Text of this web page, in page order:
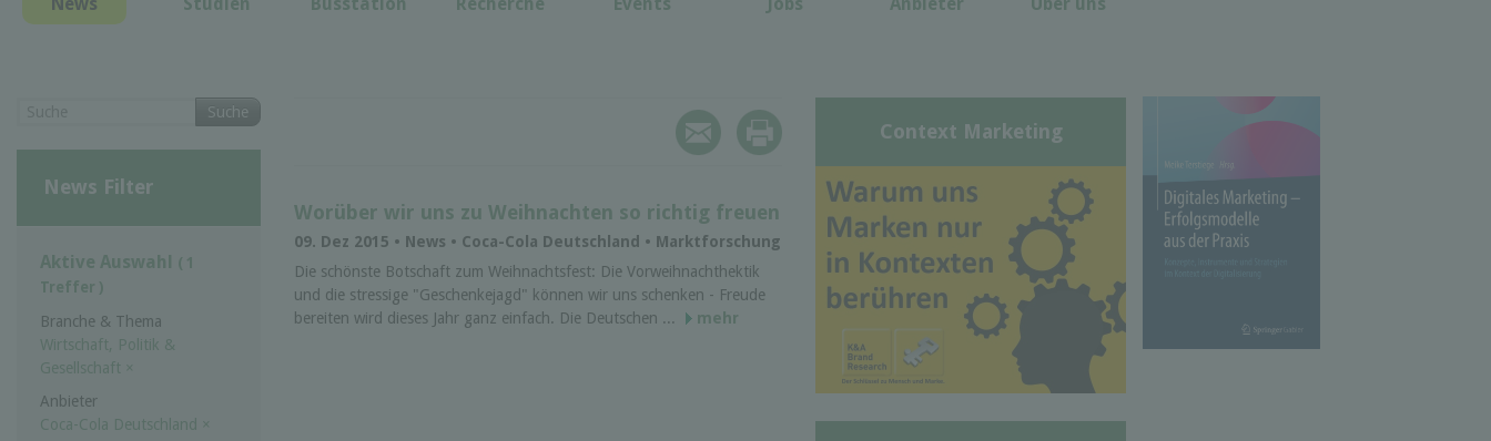
Worüber wir uns zu Weihnachten so richtig freuen
09. Dez 2015 • News • Coca-Cola Deutschland • Marktforschung
Die schönste Botschaft zum Weihnachtsfest: Die Vorweihnachthektik
und die stressige "Geschenkejagd" können wir uns schenken - Freude
bereiten wird dieses Jahr ganz einfach. Die Deutschen ...
mehr
Suche
News Filter
Aktive Auswahl ( 1
Treffer )
Branche & Thema
Wirtschaft, Politik &
Gesellschaft ×
Anbieter
Coca-Cola Deutschland
×
Context Marketing